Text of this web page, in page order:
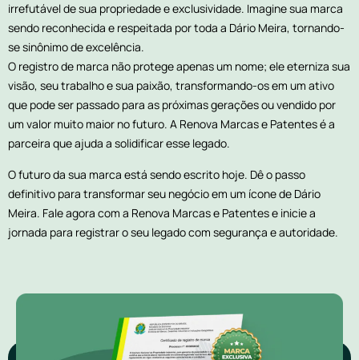
irrefutável de sua propriedade e exclusividade. Imagine sua marca
sendo reconhecida e respeitada por toda a Dário Meira, tornando-
se sinônimo de excelência.
O registro de marca não protege apenas um nome; ele eterniza sua
visão, seu trabalho e sua paixão, transformando-os em um ativo
que pode ser passado para as próximas gerações ou vendido por
um valor muito maior no futuro. A Renova Marcas e Patentes é a
parceira que ajuda a solidificar esse legado.
O futuro da sua marca está sendo escrito hoje. Dê o passo
definitivo para transformar seu negócio em um ícone de Dário
Meira. Fale agora com a Renova Marcas e Patentes e inicie a
jornada para registrar o seu legado com segurança e autoridade.